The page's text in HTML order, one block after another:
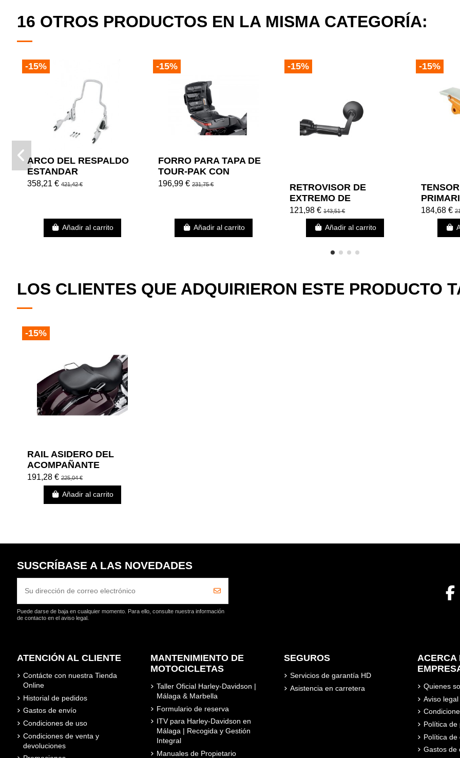
16 OTROS PRODUCTOS EN LA MISMA CATEGORÍA:
-15%
ARCO DEL RESPALDO
ESTANDAR
REGULABLE CROMADO
358,21 € 421,42 €
Añadir al carrito
-15%
FORRO PARA TAPA DE
TOUR-PAK CON
ORGANIZADOR – GRIS
196,99 €231,75 €
Añadir al carrito
-15%
RETROVISOR DE
EXTREMO DE
MANILLAR REDONDO -
LADO IZQUIERDO
121,98 €143,51 €
Añadir al carrito
-15%
EAGLE
184,68 €
LOS CLIENTES QUE ADQUIRIERON ESTE PRODUCTO
-15%
RAIL ASIDERO DEL
ACOMPAÑANTE
191,28 € 225,04 €
Añadir al carrito
SUSCRÍBASE A LAS NOVEDADES
Puede darse de baja en cualquier momento. Para ello, consulte nuestra información
de contacto en el aviso legal.
ATENCIÓN AL CLIENTE
Contácte con nuestra Tienda
Online
Historial de pedidos
Gastos de envío
Condiciones de uso
Condiciones de venta y
devoluciones
MANTENIMIENTO DE
MOTOCICLETAS
Taller Oficial Harley-Davidson |
Málaga & Marbella
Formulario de reserva
ITV para Harley-Davidson en
Málaga | Recogida y Gestión
Integral
Manuales de Propietario
SEGUROS
Servicios de garantía HD
Asistencia en carretera
ACERCA
Quienes
Aviso legal
Política de
Política de
Gastos de